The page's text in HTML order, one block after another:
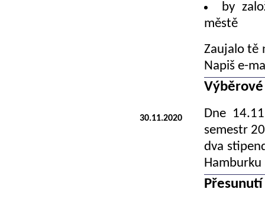
by
městě
Zaujalo tě
Napiš e-
30.11.2020
Dne
semestr
dva
Hamburku